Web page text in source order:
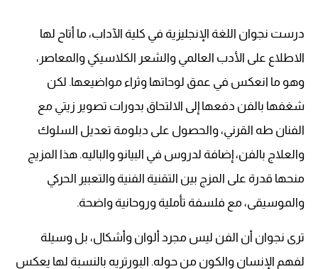
درست نجوان اللغة الإنجليزية في كلية الآداب، ما أتاح لها
الاطلاع على الأدب العالمي والشعر الكلاسيكي والمعاصر،
وهو ما انعكس في عمق لوحاتها وثراء مواضيعها. لكن
شغفها بالفن دفعها إلى الالتحاق بدورات تصوير زيتي مع
الفنان طه القرني، والحصول على دبلومة تعديل السلوك
والعلاج بالفن، إضافة لدروس في البيانو والباليه. هذا المزيج
منحها قدرة على المزج بين التقنية الفنية والتعبير الحركي
والموسيقى، مع فلسفة تأملية وروحانية واضحة.
ترى نجوان أن الفن ليس مجرد ألوان وأشكال، بل وسيلة
لفهم الإنسان والكون من حوله. البورتريه بالنسبة لها يعكس